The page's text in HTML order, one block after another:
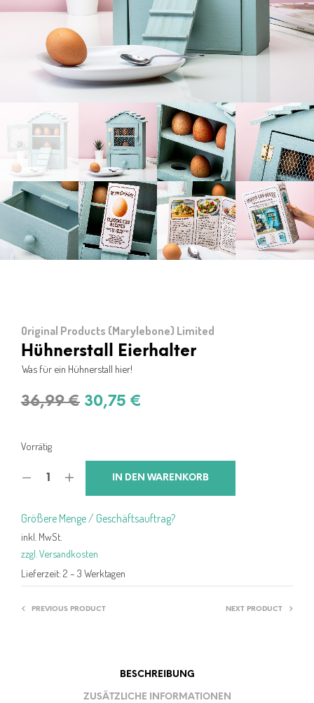
Original Products (Marylebone) Limited
Hühnerstall Eierhalter
Was für ein Hühnerstall hier!
36,99€ Ursprünglicher
36,99 €
30,75 €
30,75 €.
Vorrätig
IN DEN WARENKORB
Größere Menge / Geschäftsauftrag?
inkl. MwSt.
zzgl. Versandkosten
Lieferzeit: 2 – 3 Werktagen
PREVIOUS PRODUCT NEXT PRODUCT
BESCHREIBUNG
ZUSÄTZLICHE INFORMATIONEN